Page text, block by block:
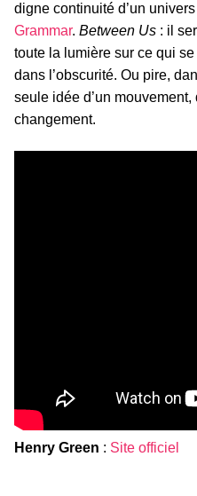
digne continuité d’un
Grammar. Between Us : il
toute la lumière sur ce qui
dans l’obscurité. Ou pire,
seule idée d’un mouvement,
changement.
Henry Green : Site officiel